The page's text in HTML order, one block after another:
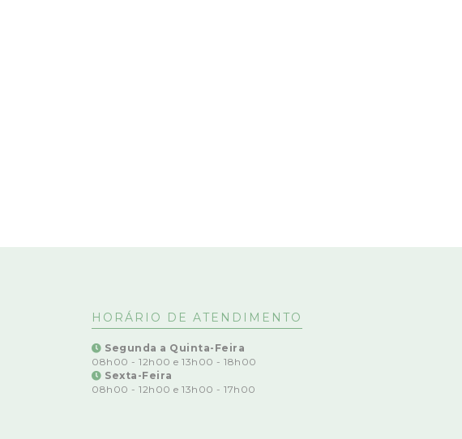
HORÁRIO DE ATENDIMENTO
Segunda a Quinta-Feira
08h00 - 12h00 e 13h00 - 18h00
Sexta-Feira
08h00 - 12h00 e 13h00 - 17h00